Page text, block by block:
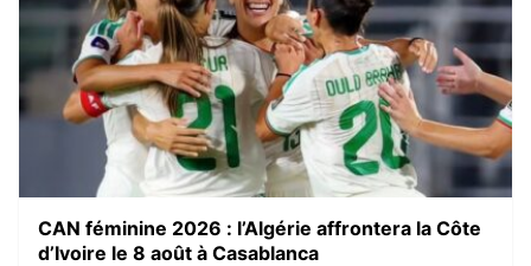
CAN féminine 2026 : l’Algérie affrontera la Côte
d’Ivoire le 8 août à Casablanca